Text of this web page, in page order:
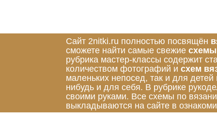
Сайт 2nitki.ru полностью посвящён
сможете найти самые свежие схемы
рубрика мастер-классы содержит
количеством фотографий и схем
маленьких непосед, так и для
нибудь и для себя. В рубрике
своими руками. Все схемы по
выкладываются на сайте в